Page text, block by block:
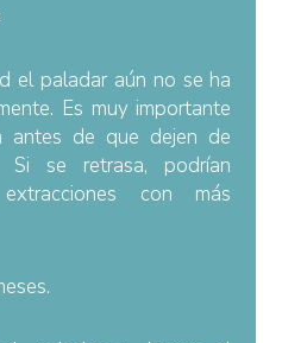
el paladar aún no se ha
Es muy importante
antes de que dejen de
Si se retrasa, podrían
con más